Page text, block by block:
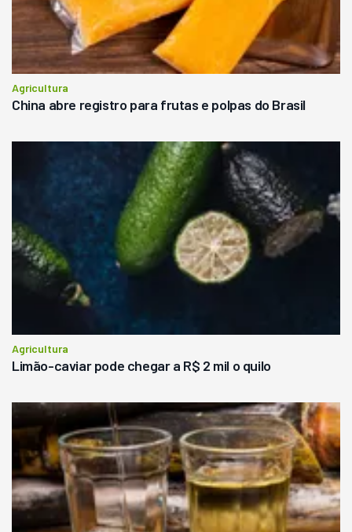
Agricultura
China abre registro para frutas e polpas do Brasil
Agricultura
Limão-caviar pode chegar a R$ 2 mil o quilo